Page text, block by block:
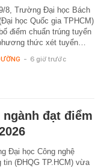
8, Trường Đại học Bách
học Quốc gia TPHCM)
điểm chuẩn trúng tuyển
thức xét tuyển…
- 6 giờ trước
đạt điểm
Đại học Công nghệ
tin (ĐHQG TP.HCM) vừa